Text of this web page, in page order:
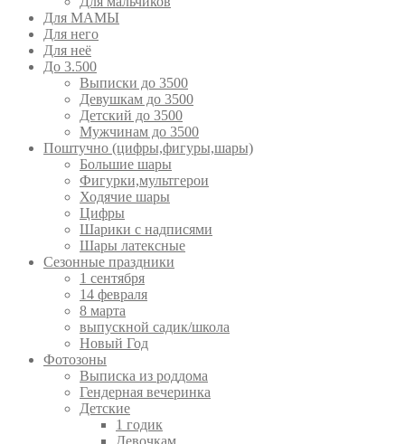
Для МАМЫ
Для него
Для неё
До 3.500
Выписки до 3500
Девушкам до 3500
Детский до 3500
Мужчинам до 3500
Поштучно (цифры,фигуры,шары)
Большие шары
Фигурки,мультгерои
Ходячие шары
Цифры
Шарики с надписями
Шары латексные
Сезонные праздники
1 сентября
14 февраля
8 марта
выпускной садик/школа
Новый Год
Фотозоны
Выписка из роддома
Гендерная вечеринка
Детские
1 годик
Девочкам